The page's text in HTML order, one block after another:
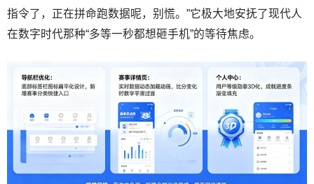
指令了，正在拼命跑数据呢，别慌。”它极大地安抚了现代人
在数字时代那种“多等一秒都想砸手机”的等待焦虑。